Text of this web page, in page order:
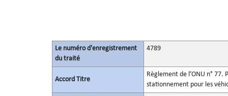
Le numéro d'enregistrement
du traité
4789
Accord Titre
Règlement de l’ONU n°
stationnement pour les